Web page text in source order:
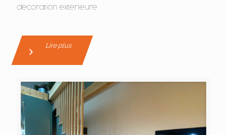
decoration exterieure
Lire plus